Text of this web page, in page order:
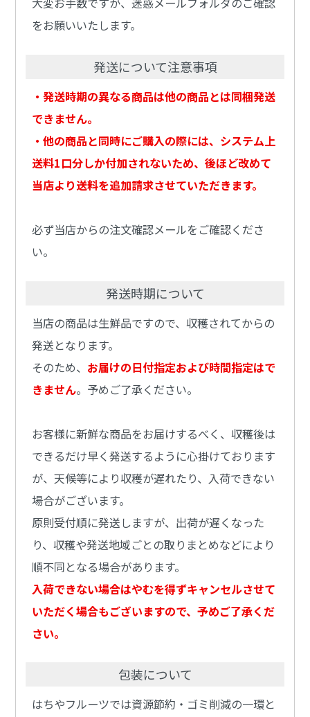
をお願いいたします。
発送について注意事項
・発送時期の異なる商品は他の商品とは同梱発送
できません。
・他の商品と同時にご購入の際には、システム上
送料1口分しか付加されないため、後ほど改めて
当店より送料を追加請求させていただきます。
必ず当店からの注文確認メールをご確認くださ
い。
発送時期について
当店の商品は生鮮品ですので、収穫されてからの
発送となります。
そのため、 お届けの日付指定および時間指定はで
きません。予めご了承ください。
お客様に新鮮な商品をお届けするべく、収穫後は
できるだけ早く発送するように心掛けております
が、天候等により収穫が遅れたり、入荷できない
場合がございます。
原則受付順に発送しますが、出荷が遅くなった
り、収穫や発送地域ごとの取りまとめなどにより
順不同となる場合があります。
入荷できない場合はやむを得ずキャンセルさせて
いただく場合もございますので、予めご了承くだ
さい。
包装について
はちやフルーツでは資源節約・ゴミ削減の一環と